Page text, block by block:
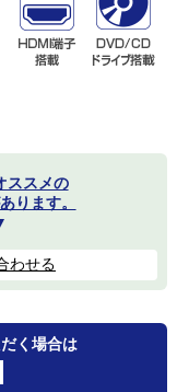
ススメの
ります。
わせる
く場合は